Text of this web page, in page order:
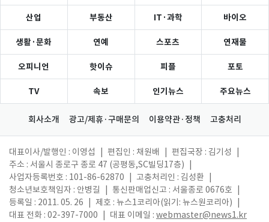
산업 부동산 IT·과학 바이오
생활·문화 연예 스포츠 연재물
오피니언 핫이슈 피플 포토
TV 속보 인기뉴스 주요뉴스
회사소개 광고/제휴·구매문의 이용약관·정책 고충처리
대표이사/발행인 : 이영섭 편집인 : 채원배 편집국장 : 김기성
주소 : 서울시 종로구 종로 47 (공평동,SC빌딩17층)
사업자등록번호 : 101-86-62870
고충처리인 : 김성환
청소년보호책임자 : 안병길
통신판매업신고 : 서울종로 0676호
등록일 : 2011. 05. 26
제호 : 뉴스1코리아(읽기: 뉴스원코리아)
대표 전화 : 02-397-7000
대표 이메일 : webmaster@news1.kr